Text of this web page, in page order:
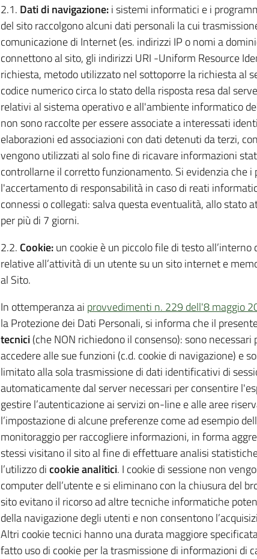
2.1. Dati di navigazione:i sistemi informatici e i
del sito raccolgono alcuni dati personali la cui
comunicazione di Internet (es. indirizzi IP o nomi a
connettono al sito, gli indirizzi URI -Uniform Resource
richiesta, metodo utilizzato nel sottoporre la richiesta al
codice numerico circa lo stato della risposta resa dal
relativi al sistema operativo e all'ambiente informatico
non sono raccolte per essere associate a interessati
elaborazioni ed associazioni con dati detenuti da terzi,
vengono utilizzati al solo fine di ricavare informazioni
controllarne il corretto funzionamento. Si evidenzia che
l'accertamento di responsabilità in caso di reati
connessi o collegati: salva questa eventualità, allo stato
per più di 7 giorni.
2.2. Cookie:un cookie è un piccolo file di testo
relative all’attività di un utente su un sito internet e
al Sito.
In ottemperanza ai provvedimenti n. 229 dell'8 maggio
la Protezione dei Dati Personali, si informa che il
tecnici(che NON richiedono il consenso): sono
accedere alle sue funzioni (c.d. cookie di navigazione) e
limitato alla sola trasmissione di dati identificativi di
automaticamente dal server necessari per consentire
gestire l’autenticazione ai servizi on-line e alle aree
l’impostazione di alcune preferenze come ad esempio
monitoraggio per raccogliere informazioni, in forma
stessi visitano il sito al fine di effettuare analisi
l’utilizzo dicookie analitici. I cookie di sessione non
computer dell’utente e si eliminano con la chiusura del
sito evitano il ricorso ad altre tecniche informatiche
della navigazione degli utenti e non consentono
Altri cookie tecnici hanno una durata maggiore
fatto uso di cookie per la trasmissione di informazioni di